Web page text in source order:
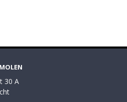
30 A